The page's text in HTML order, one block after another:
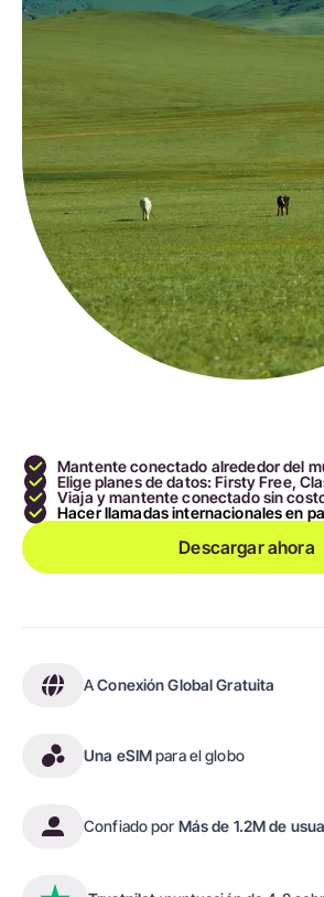
Mantente conectado alrededor del
Elige planes de datos: Firsty Free,
Viaja y mantente conectado sin
Hacer llamadas internacionales en
Descargar ahora
AConexión Global Gratuita
Una eSIMpara el globo
Confiado por Más de 1.2M de